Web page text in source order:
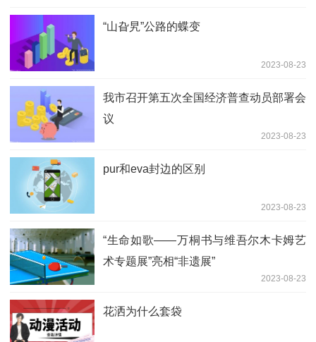
“山旮旯”公路的蝶变
2023-08-23
我市召开第五次全国经济普查动员部署会
议
2023-08-23
pur和eva封边的区别
2023-08-23
“生命如歌——万桐书与维吾尔木卡姆艺
术专题展”亮相“非遗展”
2023-08-23
花洒为什么套袋